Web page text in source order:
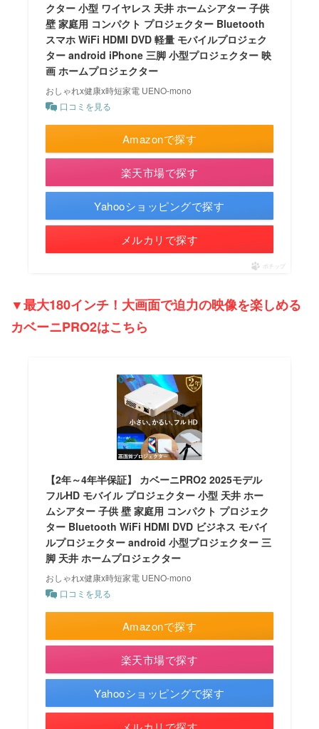
クター 小型 ワイヤレス 天井 ホームシアター 子供
壁 家庭用 コンパクト プロジェクター Bluetooth
スマホ WiFi HDMI DVD 軽量 モバイルプロジェク
ター android iPhone 三脚 小型プロジェクター 映
画 ホームプロジェクター
おしゃれx健康x時短家電 UENO-mono
口コミを見る
Amazonで探す
楽天市場で探す
Yahooショッピングで探す
メルカリで探す
ポチップ
▼最大180インチ！大画面で迫力の映像を楽しめる
カベーニPRO2はこちら
【2年～4年半保証】 カベーニPRO2 2025モデル
フルHD モバイル プロジェクター 小型 天井 ホー
ムシアター 子供 壁 家庭用 コンパクト プロジェク
ター Bluetooth WiFi HDMI DVD ビジネス モバイ
ルプロジェクター android 小型プロジェクター 三
脚 天井 ホームプロジェクター
おしゃれx健康x時短家電 UENO-mono
口コミを見る
Amazonで探す
楽天市場で探す
Yahooショッピングで探す